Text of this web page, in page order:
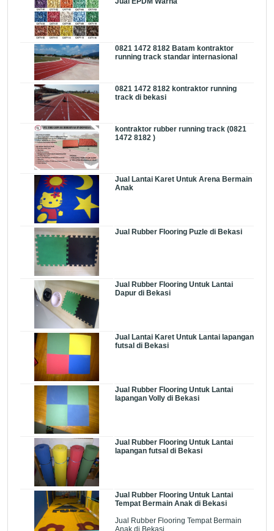
0821 1472 8182 Batam kontraktor
running track standar internasional
0821 1472 8182 kontraktor running
track di bekasi
kontraktor rubber running track (0821
1472 8182 )
Jual Lantai Karet Untuk Arena Bermain
Anak
Jual Rubber Flooring Puzle di Bekasi
Jual Rubber Flooring Untuk Lantai
Dapur di Bekasi
Jual Lantai Karet Untuk Lantai lapangan
futsal di Bekasi
Jual Rubber Flooring Untuk Lantai
lapangan Volly di Bekasi
Jual Rubber Flooring Untuk Lantai
lapangan futsal di Bekasi
Jual Rubber Flooring Untuk Lantai
Tempat Bermain Anak di Bekasi
Jual Rubber Flooring Tempat Bermain
Anak di Bekasi